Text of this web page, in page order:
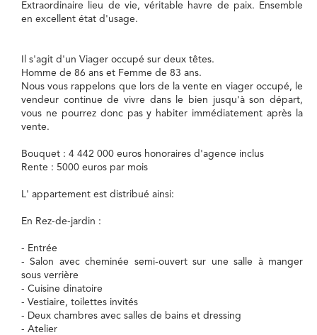
Extraordinaire lieu de vie, véritable havre de paix. Ensemble
en excellent état d'usage.
Il s'agit d'un Viager occupé sur deux têtes.
Homme de 86 ans et Femme de 83 ans.
Nous vous rappelons que lors de la vente en viager occupé, le
vendeur continue de vivre dans le bien jusqu'à son départ,
vous ne pourrez donc pas y habiter immédiatement après la
vente.
Bouquet : 4 442 000 euros honoraires d'agence inclus
Rente : 5000 euros par mois
L' appartement est distribué ainsi:
En Rez-de-jardin :
- Entrée
- Salon avec cheminée semi-ouvert sur une salle à manger
sous verrière
- Cuisine dinatoire
- Vestiaire, toilettes invités
- Deux chambres avec salles de bains et dressing
- Atelier